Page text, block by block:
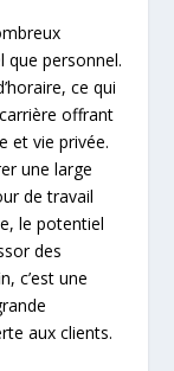
que personnel.
ce qui
offrant
et vie privée.
une large
de travail
le potentiel
des
c’est une
aux clients.